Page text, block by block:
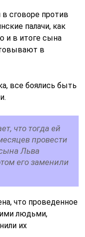
сговоре против
палачи, как
и в итоге сына
в
все боялись быть
что тогда ей
провести
Льва
его заменили
что проведенное
людьми,
их